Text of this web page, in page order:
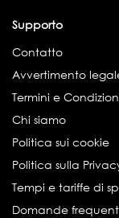
Supporto
Contatto
Avvertimento
Termini e
Chi siamo
Politica sui cookie
Politica sulla
Tempi e tariffe di
Domande